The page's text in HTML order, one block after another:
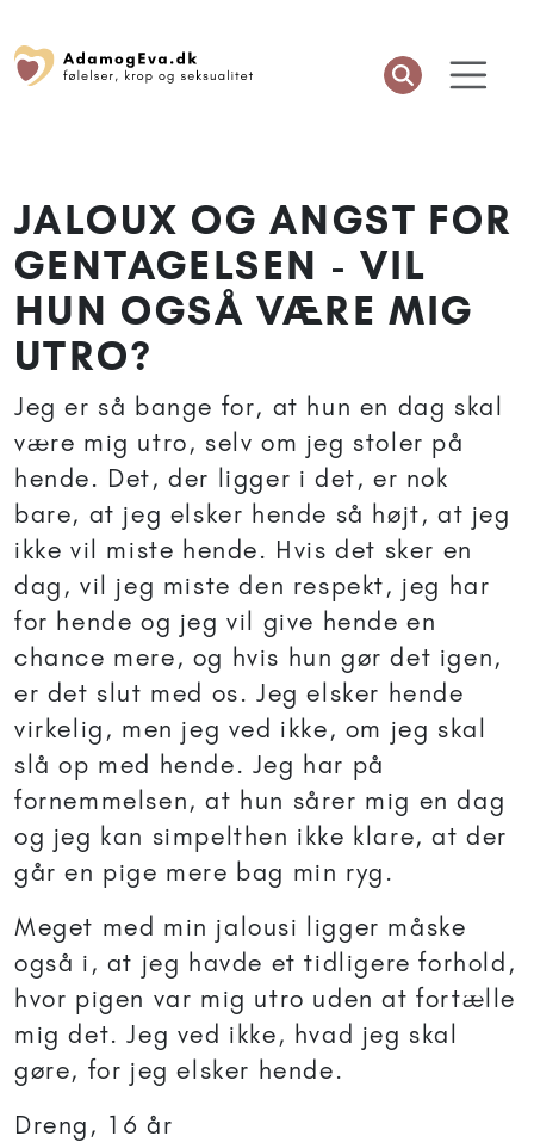
JALOUX OG ANGST FOR
GENTAGELSEN - VIL
HUN OGSÅ VÆRE MIG
UTRO?
Jeg er så bange for, at hun en dag skal
være mig utro, selv om jeg stoler på
hende. Det, der ligger i det, er nok
bare, at jeg elsker hende så højt, at jeg
ikke vil miste hende. Hvis det sker en
dag, vil jeg miste den respekt, jeg har
for hende og jeg vil give hende en
chance mere, og hvis hun gør det igen,
er det slut med os. Jeg elsker hende
virkelig, men jeg ved ikke, om jeg skal
slå op med hende. Jeg har på
fornemmelsen, at hun sårer mig en dag
og jeg kan simpelthen ikke klare, at der
går en pige mere bag min ryg.
Meget med min jalousi ligger måske
også i, at jeg havde et tidligere forhold,
hvor pigen var mig utro uden at fortælle
mig det. Jeg ved ikke, hvad jeg skal
gøre, for jeg elsker hende.
Dreng, 16 år